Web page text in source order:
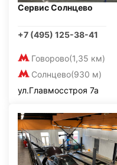
Сервис Солнцево
+7 (495) 125-38-41
Говорово(1,35 км)
Солнцево(930 м)
ул.Главмосстроя 7а